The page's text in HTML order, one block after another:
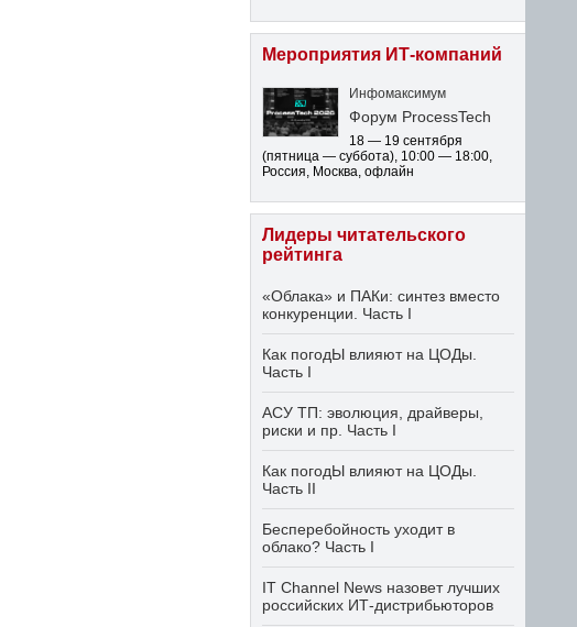
Мероприятия ИТ-компаний
Инфомаксимум
Форум ProcessTech
18 — 19 сентября
(пятница — суббота), 10:00 — 18:00,
Россия, Москва, офлайн
Лидеры читательского
рейтинга
«Облака» и ПАКи: синтез вместо
конкуренции. Часть I
Как погодЫ влияют на ЦОДы.
Часть I
АСУ ТП: эволюция, драйверы,
риски и пр. Часть I
Как погодЫ влияют на ЦОДы.
Часть II
Бесперебойность уходит в
облако? Часть I
IT Channel News назовет лучших
российских ИТ-дистрибьюторов